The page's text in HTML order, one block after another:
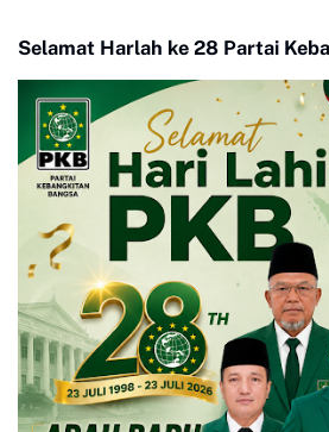
Selamat Harlah ke 28 Partai